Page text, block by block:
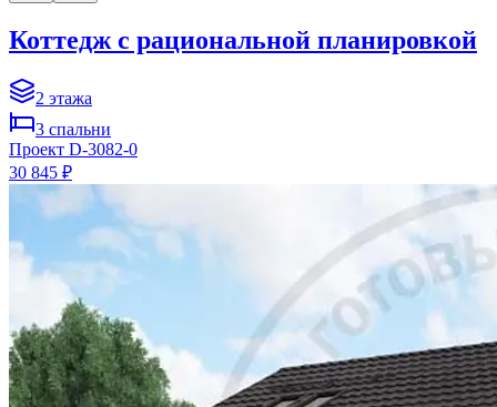
Коттедж с рациональной планировкой
2 этажа
3 спальни
Проект D-3082-0
30 845 ₽